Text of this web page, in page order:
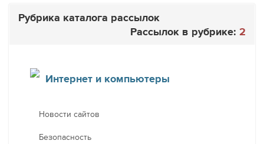
Рубрика каталога рассылок
Рассылок в рубрике: 2
Интернет и компьютеры
Новости сайтов
Безопасность